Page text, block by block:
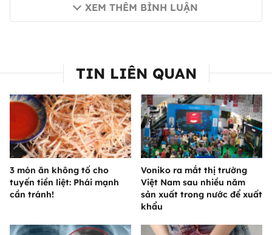
XEM THÊM BÌNH LUẬN
TIN LIÊN QUAN
3 món ăn không tố cho
tuyến tiền liệt: Phái mạnh
cần tránh!
Voniko ra mắt thị trường
Việt Nam sau nhiều năm
sản xuất trong nước để xuất
khẩu